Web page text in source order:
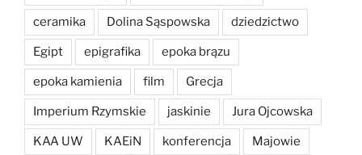
ceramika Dolina Sąspowska dziedzictwo
Egipt epigrafika epoka brązu
epoka kamienia film Grecja
Imperium Rzymskie jaskinie Jura Ojcowska
KAA UW KAEiN konferencja Majowie